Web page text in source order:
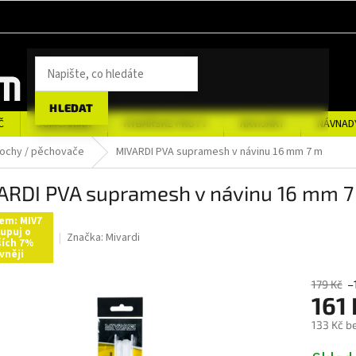
HLEDAT
SUMCAŘINA RYBÁŘSKÉ PRUTY NAVIJÁKY
/ pěchovače MIVARDI PVA supramesh v návinu 16 mm 7 m
PVA supramesh v návinu 16 mm
MIV7
o
7% Značka: Mivardi
179 Kč
161
133 Kč